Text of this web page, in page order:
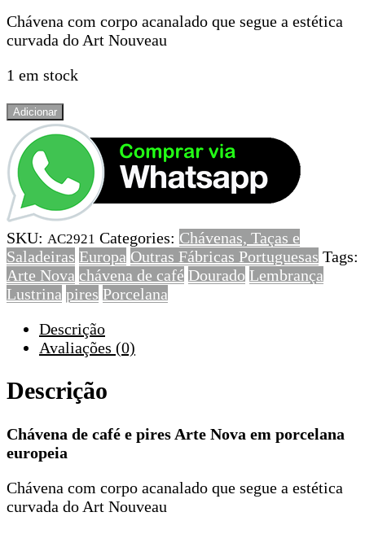
Chávena com corpo acanalado que segue a estética
curvada do Art Nouveau​
1 em stock
Quantidade
Chávena
de
café
e
pires
Arte
Nova
em
porcelana
Adicionar
SKU: AC2921 Categories: Chávenas, Taças e
Saladeiras Europa Outras Fábricas Portuguesas Tags:
Arte Nova chávena de café Dourado Lembrança
Lustrina pires Porcelana
Descrição
Avaliações (0)
Descrição
Chávena de café e pires Arte Nova em porcelana
europeia
Chávena com corpo acanalado que segue a estética
curvada do Art Nouveau​